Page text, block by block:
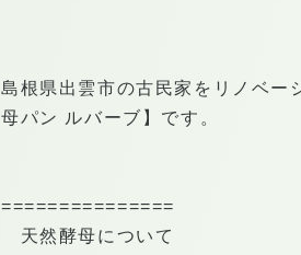
島根県出雲市の古民家をリノベー
母パン ルバーブ】です。
===============
天然酵母について